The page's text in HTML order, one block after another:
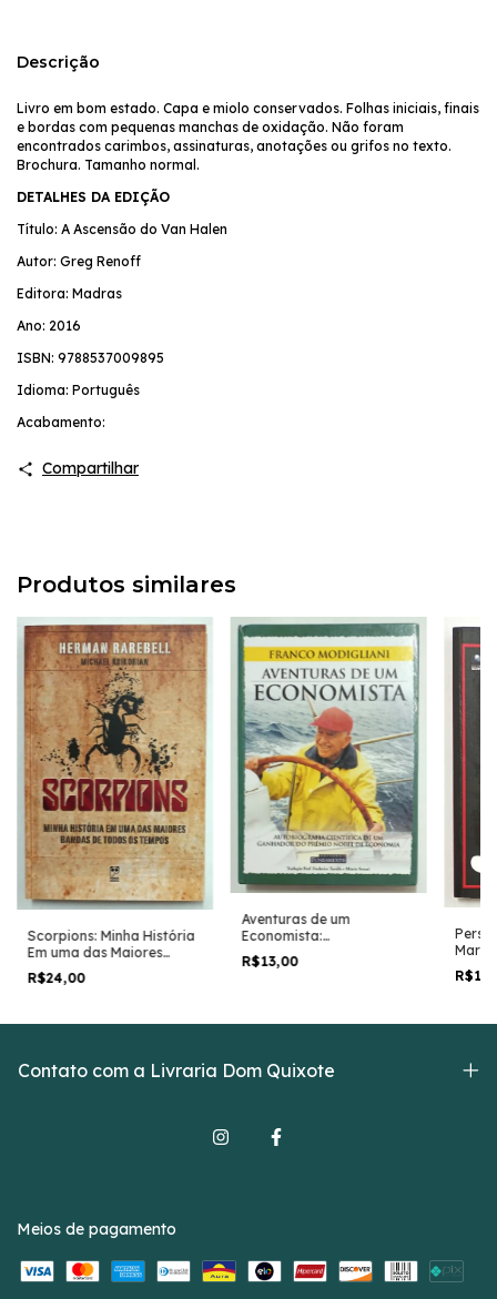
Descrição
Livro em bom estado. Capa e miolo conservados. Folhas iniciais, finais
e bordas com pequenas manchas de oxidação. Não foram
encontrados carimbos, assinaturas, anotações ou grifos no texto.
Brochura. Tamanho normal.
DETALHES DA EDIÇÃO
Título: A Ascensão do Van Halen
Autor: Greg Renoff
Editora: Madras
Ano: 2016
ISBN: 9788537009895
Idioma: Português
Acabamento:
Compartilhar
Produtos similares
Scorpions: Minha História
Em uma das Maiores
Bandas e Todos os
Tempos - Herman Rarebel
R$24,00
Aventuras de um
Economista:
Autobiografia Científica -
Franco Modigliani
R$13,00
Contato com a Livraria Dom Quixote
Meios de pagamento